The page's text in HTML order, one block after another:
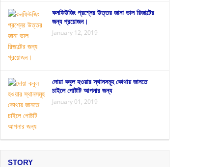
কনফিউজিং প্রশ্নের উত্তর জানা ভাল রিজাল্টের
জন্য প্রয়োজন।
January 12, 2019
দোয়া কবুল হওয়ার স্থানসমূহ কোথায় জানতে
চাইলে পোষ্টটি আপনার জন্য
January 01, 2019
STORY